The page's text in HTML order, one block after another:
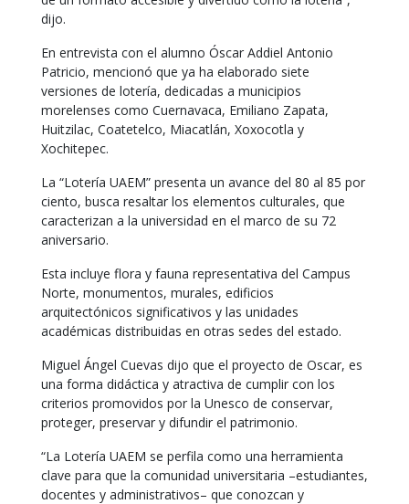
dijo.
En entrevista con el alumno Óscar Addiel Antonio
Patricio, mencionó que ya ha elaborado siete
versiones de lotería, dedicadas a municipios
morelenses como Cuernavaca, Emiliano Zapata,
Huitzilac, Coatetelco, Miacatlán, Xoxocotla y
Xochitepec.
La “Lotería UAEM” presenta un avance del 80 al 85 por
ciento, busca resaltar los elementos culturales, que
caracterizan a la universidad en el marco de su 72
aniversario.
Esta incluye flora y fauna representativa del Campus
Norte, monumentos, murales, edificios
arquitectónicos significativos y las unidades
académicas distribuidas en otras sedes del estado.
Miguel Ángel Cuevas dijo que el proyecto de Oscar, es
una forma didáctica y atractiva de cumplir con los
criterios promovidos por la Unesco de conservar,
proteger, preservar y difundir el patrimonio.
“La Lotería UAEM se perfila como una herramienta
clave para que la comunidad universitaria –estudiantes,
docentes y administrativos– que conozcan y